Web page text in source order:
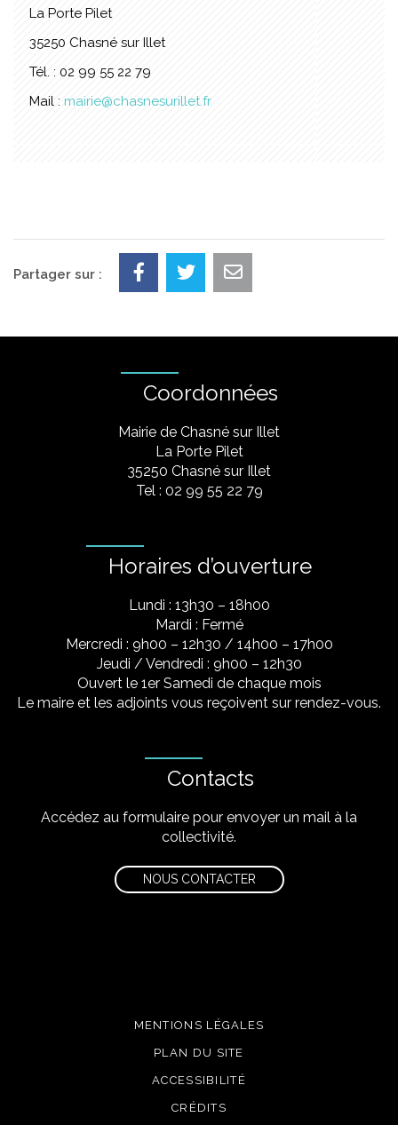
La Porte Pilet
35250 Chasné sur Illet
Tél. : 02 99 55 22 79
Mail : mairie@chasnesurillet.fr
Partager sur :
Coordonnées
Mairie de Chasné sur Illet
La Porte Pilet
35250 Chasné sur Illet
Tel : 02 99 55 22 79
Horaires d’ouverture
Lundi : 13h30 – 18h00
Mardi : Fermé
Mercredi : 9h00 – 12h30 / 14h00 – 17h00
Jeudi / Vendredi : 9h00 – 12h30
Ouvert le 1er Samedi de chaque mois
Le maire et les adjoints vous reçoivent sur rendez-vous.
Contacts
Accédez au formulaire pour envoyer un mail à la
collectivité.
NOUS CONTACTER
MENTIONS LÉGALES
PLAN DU SITE
ACCESSIBILITÉ
CRÉDITS